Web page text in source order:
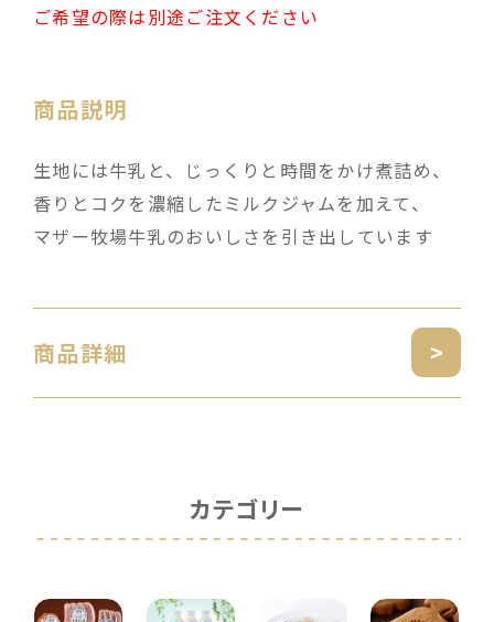
ご希望の際は別途ご注文ください
商品説明
生地には牛乳と、じっくりと時間をかけ煮詰め、
香りとコクを濃縮したミルクジャムを加えて、
マザー牧場牛乳のおいしさを引き出しています
商品詳細
カテゴリー